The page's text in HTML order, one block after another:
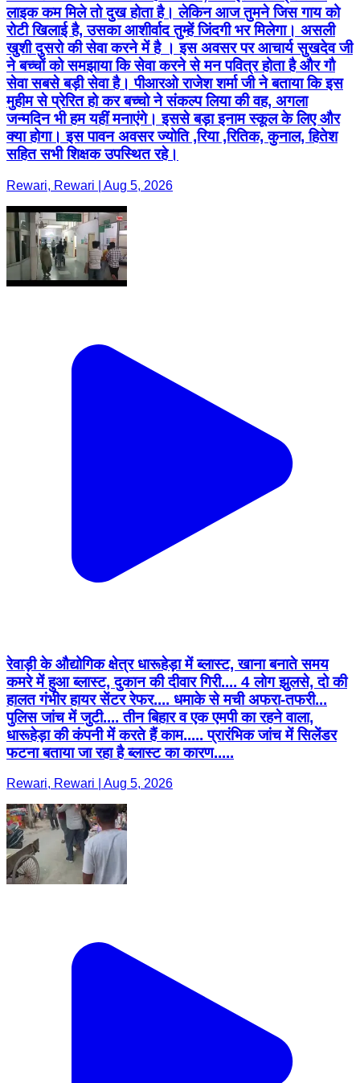
लाइक कम मिले तो दुख होता है। लेकिन आज तुमने जिस गाय को
रोटी खिलाई है, उसका आशीर्वाद तुम्हें जिंदगी भर मिलेगा। असली
खुशी दुसरो की सेवा करने में है । इस अवसर पर आचार्य सुखदेव जी
ने बच्चों को समझाया कि सेवा करने से मन पवित्र होता है और गौ
सेवा सबसे बड़ी सेवा है। पीआरओ राजेश शर्मा जी ने बताया कि इस
मुहीम से प्रेरित हो कर बच्चो ने संकल्प लिया की वह, अगला
जन्मदिन भी हम यहीं मनाएंगे। इससे बड़ा इनाम स्कूल के लिए और
क्या होगा। इस पावन अवसर ज्योति ,रिया ,रितिक, कुनाल, हितेश
सहित सभी शिक्षक उपस्थित रहे।
Rewari, Rewari | Aug 5, 2026
रेवाड़ी के औद्योगिक क्षेत्र धारूहेड़ा में ब्लास्ट, खाना बनाते समय
कमरे में हुआ ब्लास्ट, दुकान की दीवार गिरी.... 4 लोग झुलसे, दो की
हालत गंभीर हायर सेंटर रेफर.... धमाके से मची अफरा-तफरी...
पुलिस जांच में जुटी.... तीन बिहार व एक एमपी का रहने वाला,
धारूहेड़ा की कंपनी में करते हैं काम..... प्रारंभिक जांच में सिलेंडर
फटना बताया जा रहा है ब्लास्ट का कारण.....
Rewari, Rewari | Aug 5, 2026